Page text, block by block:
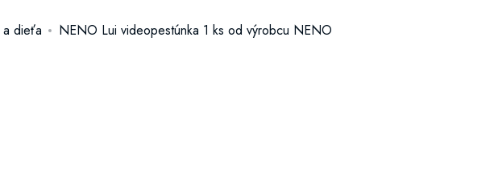
a dieťa NENO Lui videopestúnka 1 ks od výrobcu NENO